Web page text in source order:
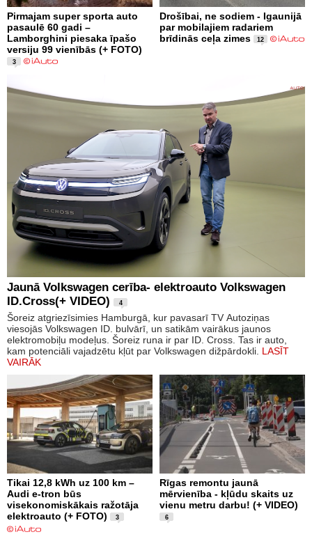
Pirmajam super sporta auto
pasaulē 60 gadi –
Lamborghini piesaka īpašo
versiju 99 vienībās (+ FOTO)
3
Drošībai, ne sodiem - Igaunijā
par mobilajiem radariem
brīdinās ceļa zimes
12
Jaunā Volkswagen cerība- elektroauto Volkswagen
ID.Cross(+ VIDEO)
4
Šoreiz atgriezīsimies Hamburgā, kur pavasarī TV Autoziņas
viesojās Volkswagen ID. bulvārī, un satikām vairākus jaunos
elektromobiļu modeļus. Šoreiz runa ir par ID. Cross. Tas ir auto,
kam potenciāli vajadzētu kļūt par Volkswagen dižpārdokli. LASĪT
VAIRĀK
Tikai 12,8 kWh uz 100 km –
Audi e-tron būs
visekonomiskākais ražotāja
elektroauto (+ FOTO)
3
Rīgas remontu jaunā
mērvienība - kļūdu skaits uz
vienu metru darbu! (+ VIDEO)
6